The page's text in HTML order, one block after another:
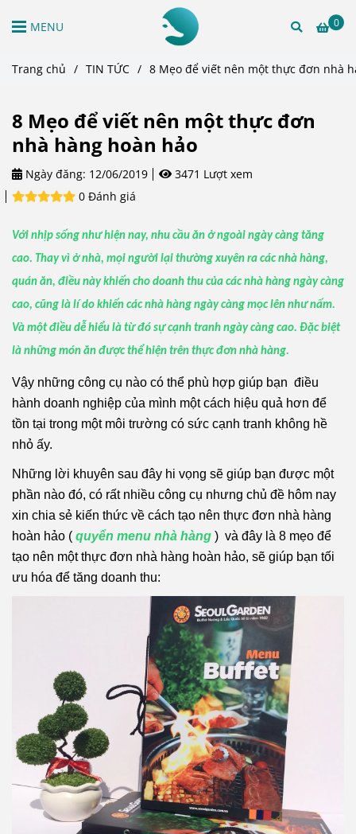
0
MENU
Trang chủ / TIN TỨC / 8 Mẹo để viết nên một thực đơn nhà
8 Mẹo để viết nên một thực đơn
nhà hàng hoàn hảo
Ngày đăng: 12/06/2019
3471 Lượt xem
0 Đánh giá
Với nhịp sống như hiện nay, nhu cầu ăn ở ngoài ngày càng tăng
cao. Thay vì ở nhà, mọi người lại thường xuyên ra các nhà hàng,
quán ăn, điều này khiến cho doanh thu của các nhà hàng ngày càng
cao, cũng là lí do khiến các nhà hàng ngày càng mọc lên như nấm.
Và một điều dễ hiểu là từ đó sự cạnh tranh ngày càng cao. Đặc biệt
là những món ăn được thể hiện trên thực đơn nhà hàng.
Vậy những công cụ nào có thể phù hợp giúp bạn điều
hành doanh nghiệp của mình một cách hiệu quả hơn để
tồn tại trong một môi trường có sức cạnh tranh không hề
nhỏ ấy.
Những lời khuyên sau đây hi vọng sẽ giúp bạn được một
phần nào đó, có rất nhiều công cụ nhưng chủ đề hôm nay
xin chia sẻ kiến thức về cách tạo nên thực đơn nhà hàng
hoàn hảo ( quyển menu nhà hàng ) và đây là 8 mẹo để
tạo nên một thực đơn nhà hàng hoàn hảo, sẽ giúp bạn tối
ưu hóa để tăng doanh thu: